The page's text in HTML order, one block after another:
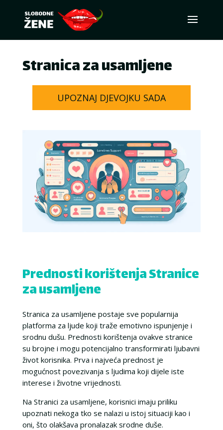
Stranica za usamljene
UPOZNAJ DJEVOJKU SADA
Prednosti korištenja Stranice
za usamljene
Stranica za usamljene postaje sve popularnija
platforma za ljude koji traže emotivno ispunjenje i
srodnu dušu. Prednosti korištenja ovakve stranice
su brojne i mogu potencijalno transformirati ljubavni
život korisnika. Prva i najveća prednost je
mogućnost povezivanja s ljudima koji dijele iste
interese i životne vrijednosti.
Na Stranici za usamljene, korisnici imaju priliku
upoznati nekoga tko se nalazi u istoj situaciji kao i
oni, što olakšava pronalazak srodne duše.